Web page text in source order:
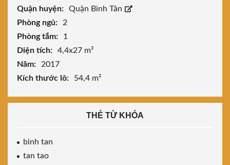
Quận huyện:
Quận Bình Tân
Phòng ngủ:
2
Phòng tắm:
1
Diện tích:
4,4x27 m²
Năm:
2017
Kích thước lô:
54,4 m²
THẺ TỪ KHÓA
binh tan
tan tao